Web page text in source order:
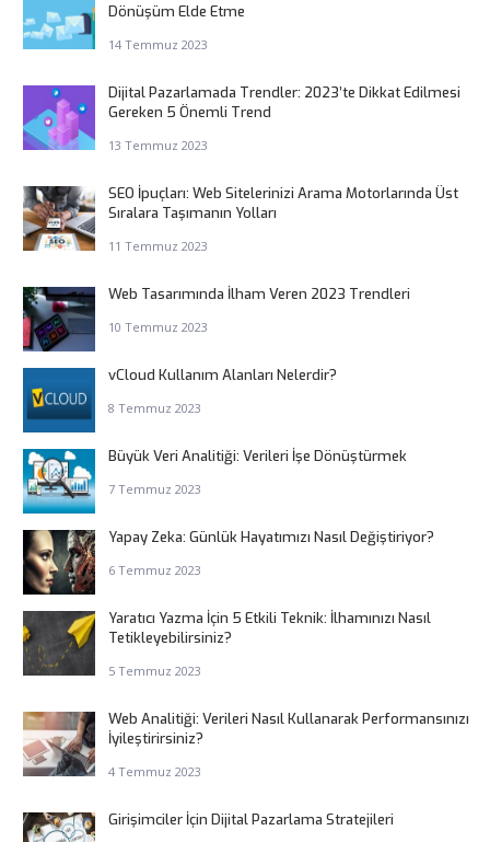
Dönüşüm Elde Etme
14 Temmuz 2023
Dijital Pazarlamada Trendler: 2023’te Dikkat Edilmesi
Gereken 5 Önemli Trend
13 Temmuz 2023
SEO İpuçları: Web Sitelerinizi Arama Motorlarında Üst
Sıralara Taşımanın Yolları
11 Temmuz 2023
Web Tasarımında İlham Veren 2023 Trendleri
10 Temmuz 2023
vCloud Kullanım Alanları Nelerdir?
8 Temmuz 2023
Büyük Veri Analitiği: Verileri İşe Dönüştürmek
7 Temmuz 2023
Yapay Zeka: Günlük Hayatımızı Nasıl Değiştiriyor?
6 Temmuz 2023
Yaratıcı Yazma İçin 5 Etkili Teknik: İlhamınızı Nasıl
Tetikleyebilirsiniz?
5 Temmuz 2023
Web Analitiği: Verileri Nasıl Kullanarak Performansınızı
İyileştirirsiniz?
4 Temmuz 2023
Girişimciler İçin Dijital Pazarlama Stratejileri